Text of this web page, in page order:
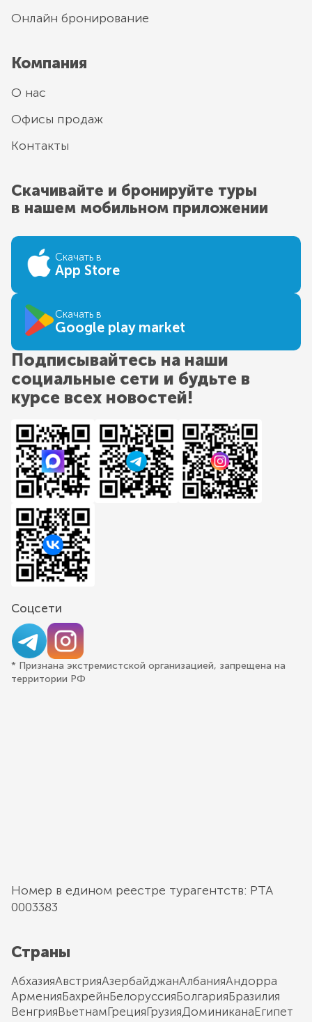
Онлайн бронирование
Компания
О нас
Офисы продаж
Контакты
Скачивайте и бронируйте туры
в нашем мобильном приложении
Скачать в
App Store
Скачать в
Google play market
Подписывайтесь на наши
социальные сети и будьте в
курсе всех новостей!
Соцсети
* Признана экстремистской организацией, запрещена на
территории РФ
Номер в едином реестре турагентств: РТА
0003383
Страны
АбхазияАвстрияАзербайджанАлбанияАндорра
АрменияБахрейнБелоруссияБолгарияБразилия
ВенгрияВьетнамГрецияГрузияДоминиканаЕгипет